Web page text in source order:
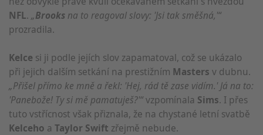
NFL. „Brooks na to reagoval slovy: 'Jsi tak směšná,'“
prozradila.
Kelce si ji podle jejích slov zapamatoval, což se ukázalo
při jejich dalším setkání na prestižním Masters v dubnu.
„Přišel přímo ke mně a řekl: 'Hej, rád tě zase vidím.' Já na to:
'Panebože! Ty si mě pamatuješ?'“vzpomínala Sims. I přes
tuto vstřícnost však přiznala, že na chystané letní svatbě
Kelceho a Taylor Swift zřejmě nebude.